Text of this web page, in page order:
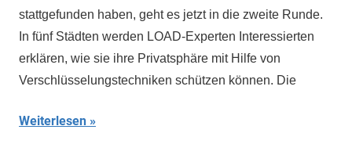
stattgefunden haben, geht es jetzt in die zweite Runde.
In fünf Städten werden LOAD-Experten Interessierten
erklären, wie sie ihre Privatsphäre mit Hilfe von
Verschlüsselungstechniken schützen können. Die
Weiterlesen